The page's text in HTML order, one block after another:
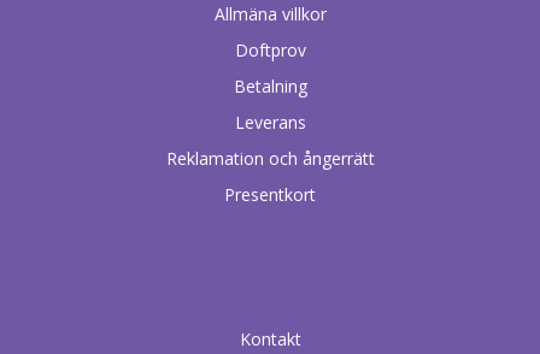
Allmäna villkor
Doftprov
Betalning
Leverans
Reklamation och ångerrätt
Presentkort
Kontakt